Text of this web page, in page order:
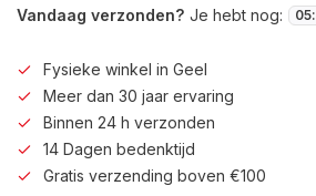
Vandaag verzonden? Je hebt nog: 05:
Fysieke winkel in Geel
Meer dan 30 jaar ervaring
Binnen 24 h verzonden
14 Dagen bedenktijd
Gratis verzending boven €100